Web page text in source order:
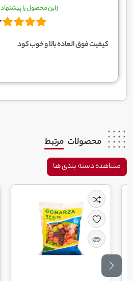
(این محصول را
کیفیت فوق العاده بالا و خوب کود
محصولات مرتبط
مشاهده دسته بندی ها